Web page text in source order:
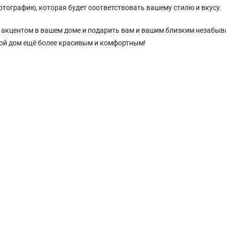
которая будет соответствовать вашему стилю и вкусу.
акцентом в вашем доме и подарить вам и вашим близким
дом ещё более красивым и комфортным!